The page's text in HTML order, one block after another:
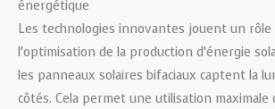
énergétique
Les technologies innovantes jouent un rôle
l’optimisation de la production d’énergie
les panneaux solaires bifaciaux captent la
côtés. Cela permet une utilisation maximale